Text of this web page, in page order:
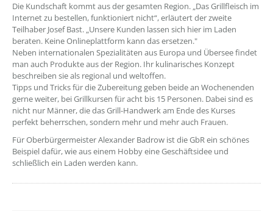
Die Kundschaft kommt aus der gesamten Region. „Das Grillfleisch im
Internet zu bestellen, funktioniert nicht“, erläutert der zweite
Teilhaber Josef Bast. „Unsere Kunden lassen sich hier im Laden
beraten. Keine Onlineplattform kann das ersetzen."
Neben internationalen Spezialitäten aus Europa und Übersee findet
man auch Produkte aus der Region. Ihr kulinarisches Konzept
beschreiben sie als regional und weltoffen.
Tipps und Tricks für die Zubereitung geben beide an Wochenenden
gerne weiter, bei Grillkursen für acht bis 15 Personen. Dabei sind es
nicht nur Männer, die das Grill-Handwerk am Ende des Kurses
perfekt beherrschen, sondern mehr und mehr auch Frauen.
Für Oberbürgermeister Alexander Badrow ist die GbR ein schönes
Beispiel dafür, wie aus einem Hobby eine Geschäftsidee und
schließlich ein Laden werden kann.